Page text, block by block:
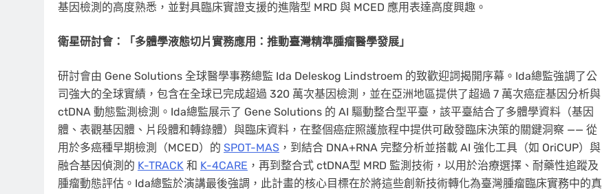
基因檢測的高度熟悉，並對具臨床實證支援的進階型 MRD 與 MCED 應用表達高度興趣。
衛星研討會：「多體學液態切片實務應用：推動臺灣精準腫瘤醫學發展」
研討會由 Gene Solutions 全球醫學事務總監 Ida Deleskog Lindstroem 的致歡迎詞揭開序幕。Ida總監強調了公
司強大的全球實績，包含在全球已完成超過 320 萬次基因檢測，並在亞洲地區提供了超過 7 萬次癌症基因分析與
ctDNA 動態監測檢測。Ida總監展示了 Gene Solutions 的 AI 驅動整合型平臺，該平臺結合了多體學資料（基因
體、表觀基因體、片段體和轉錄體）與臨床資料，在整個癌症照護旅程中提供可啟發臨床決策的關鍵洞察 —— 從
用於多癌種早期檢測（MCED）的 SPOT-MAS ，到結合 DNA+RNA 完整分析並搭載 AI 強化工具（如 OriCUP）與
融合基因偵測的 K-TRACK 和 K-4CARE ，再到整合式 ctDNA型 MRD 監測技術，以用於治療選擇、耐藥性追蹤及
腫瘤動態評估。Ida總監於演講最後強調，此計畫的核心目標在於將這些創新技術轉化為臺灣腫瘤臨床實務中的真